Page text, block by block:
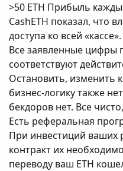
>50 ETH Прибыль
CashETH показал, что
доступа ко всей «кассе».
Все заявленные цифры
соответствуют
Остановить, изменить
бизнес-логику также
бекдоров нет. Все
Есть реферальная
При инвестиций ваших
контракт их
переводу ваш ETH